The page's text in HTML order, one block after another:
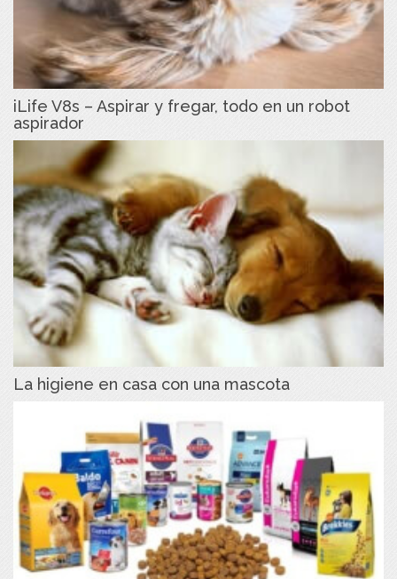
iLife V8s – Aspirar y fregar, todo en un robot
aspirador
La higiene en casa con una mascota